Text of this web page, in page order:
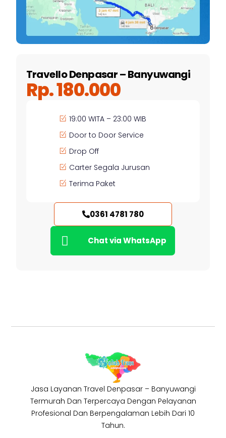
Travello Denpasar – Banyuwangi
Rp. 180.000
19:00 WITA – 23:00 WIB
Door to Door Service
Drop Off
Carter Segala Jurusan
Terima Paket
0361 4781 780
Chat via WhatsApp
Jasa Layanan Travel Denpasar – Banyuwangi
Termurah Dan Terpercaya Dengan Pelayanan
Profesional Dan Berpengalaman Lebih Dari 10
Tahun.